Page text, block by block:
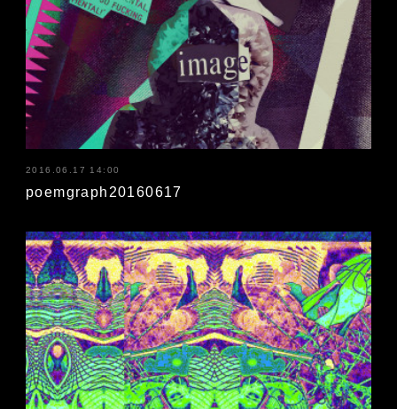
2016.06.17 14:00
poemgraph20160617